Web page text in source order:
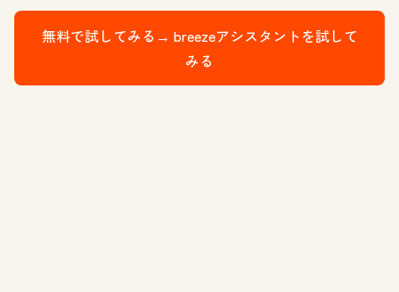
無料で試してみる→ breezeアシスタントを試して
みる